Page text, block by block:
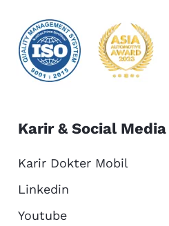
Karir & Social Media
Karir Dokter Mobil
Linkedin
Youtube